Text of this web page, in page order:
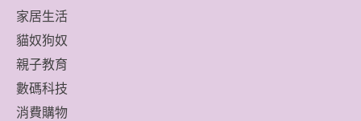
家居生活
貓奴狗奴
親子教育
數碼科技
消費購物